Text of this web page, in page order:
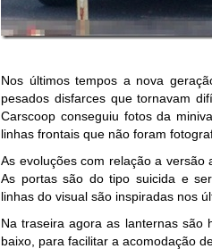
Nos últimos tempos a nova
pesados disfarces que tornavam
Carscoop conseguiu fotos da
linhas frontais que não foram
As evoluções com relação a versão
As portas são do tipo suicida e
linhas do visual são inspiradas nos
Na traseira agora as lanternas são
baixo, para facilitar a acomodação